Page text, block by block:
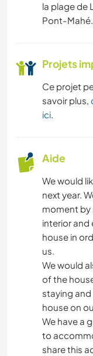
la plage de
Pont-Mahé.
Projets
Ce projet
savoir plus,
ici.
Aide
We would
next year.
moment by
interior and
house in
us.
We would
of the
staying
house on
We have a
to
share this